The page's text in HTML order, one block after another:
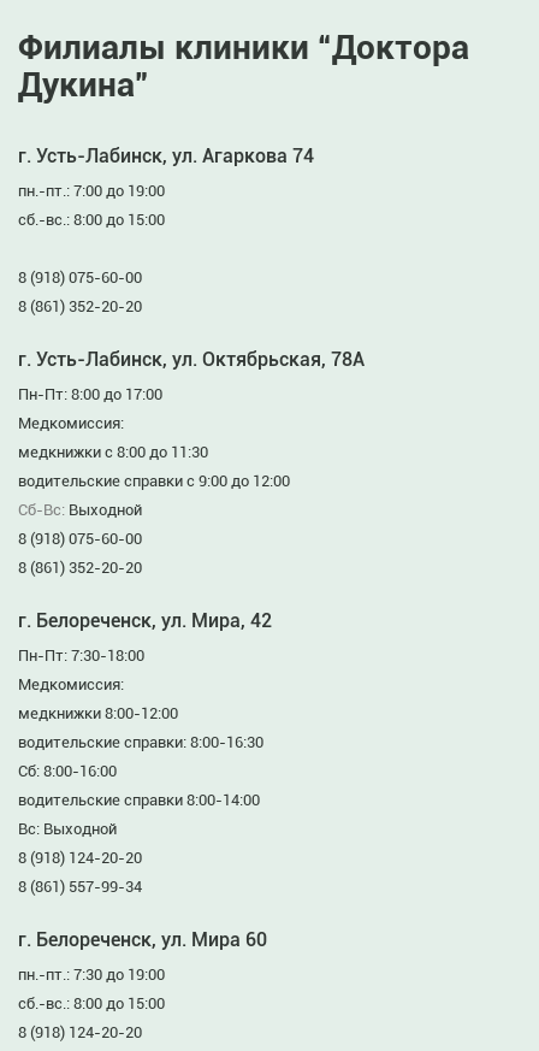
Филиалы клиники “Доктора
Дукина”
г. Усть-Лабинск, ул. Агаркова 74
пн.-пт.: 7:00 до 19:00
сб.-вс.: 8:00 до 15:00
8 (918) 075-60-00
8 (861) 352-20-20
г. Усть-Лабинск, ул. Октябрьская, 78А
Пн-Пт: 8:00 до 17:00
Медкомиссия:
медкнижки с 8:00 до 11:30
водительские справки с 9:00 до 12:00
Сб-Вс: Выходной
8 (918) 075-60-00
8 (861) 352-20-20
г. Белореченск, ул. Мира, 42
Пн-Пт: 7:30-18:00
Медкомиссия:
медкнижки 8:00-12:00
водительские справки: 8:00-16:30
Сб: 8:00-16:00
водительские справки 8:00-14:00
Вс: Выходной
8 (918) 124-20-20
8 (861) 557-99-34
г. Белореченск, ул. Мира 60
пн.-пт.: 7:30 до 19:00
сб.-вс.: 8:00 до 15:00
8 (918) 124-20-20